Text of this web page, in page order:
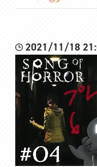
2021/11/18